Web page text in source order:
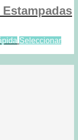
Seleccionar